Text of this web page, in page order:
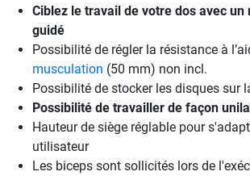
Ciblez le travail de votre dos avec un
guidé
Possibilité de régler la résistance à
musculation (50 mm) non incl.
Possibilité de stocker les disques sur
Possibilité de travailler de façon
Hauteur de siège réglable pour
utilisateur
Les biceps sont sollicités lors de